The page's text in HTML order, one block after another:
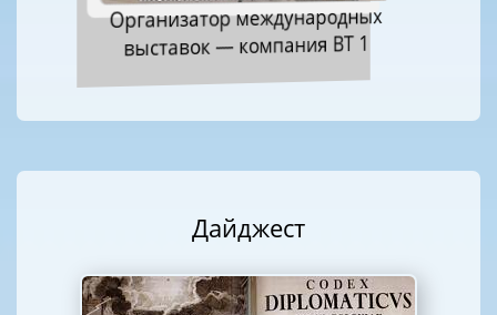
Организатор международных
выставок — компания ВТ 1
Дайджест